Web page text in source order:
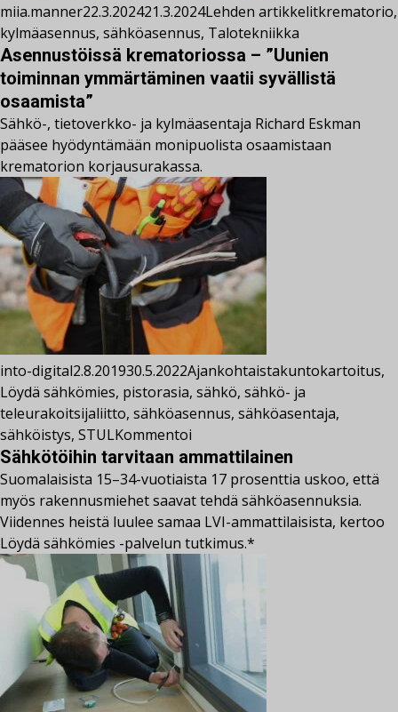
miia.manner22.3.202421.3.2024Lehden artikkelitkrematorio,
kylmäasennus, sähköasennus, Talotekniikka
Asennustöissä krematoriossa – ”Uunien
toiminnan ymmärtäminen vaatii syvällistä
osaamista”
Sähkö-, tietoverkko- ja kylmäasentaja Richard Eskman
pääsee hyödyntämään monipuolista osaamistaan
krematorion korjausurakassa.
into-digital2.8.201930.5.2022Ajankohtaistakuntokartoitus,
Löydä sähkömies, pistorasia, sähkö, sähkö- ja
teleurakoitsijaliitto, sähköasennus, sähköasentaja,
sähköistys, STULKommentoi
Sähkötöihin tarvitaan ammattilainen
Suomalaisista 15–34-vuotiaista 17 prosenttia uskoo, että
myös rakennusmiehet saavat tehdä sähköasennuksia.
Viidennes heistä luulee samaa LVI-ammattilaisista, kertoo
Löydä sähkömies -palvelun tutkimus.*